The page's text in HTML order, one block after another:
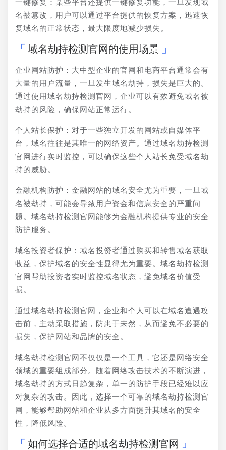
一键修复：某些平台还提供一键修复功能，一旦发现域
名被篡改，用户可以通过平台提供的恢复方案，迅速恢
复域名的正常状态，最大限度地减少损失。
域名劫持检测官网的使用场景
企业网站防护：大中型企业的官网和电商平台通常会有
大量的用户流量，一旦发生域名劫持，损失是巨大的。
通过使用域名劫持检测官网，企业可以有效避免域名被
劫持的风险，确保网站正常运行。
个人站长保护：对于一些独立开发的网站或自媒体平
台，域名往往是其唯一的网络资产。通过域名劫持检测
官网进行实时监控，可以确保这些个人站长免受域名劫
持的威胁。
金融机构防护：金融网站的域名安全尤为重要，一旦域
名被劫持，可能会导致用户资金和信息安全的严重问
题。域名劫持检测官网能够为金融机构提供专业的安全
防护服务。
域名投资者保护：域名投资者通过购买和转售域名获取
收益，保护域名的安全性显得尤为重要。域名劫持检测
官网帮助投资者实时监控域名状态，避免域名价值受
损。
通过域名劫持检测官网，企业和个人可以在域名遭遇攻
击前，主动采取措施，防患于未然，从而避免不必要的
损失，保护网站和品牌的安全。
域名劫持检测官网不仅仅是一个工具，它还是网络安全
领域的重要组成部分。随着网络攻击技术的不断演进，
域名劫持的方式日趋复杂，单一的防护手段已经难以应
对复杂的攻击。因此，选择一个可靠的域名劫持检测官
网，能够帮助网站和企业从多方面提升其域名的安全
性，降低风险。
如何选择合适的域名劫持检测官网